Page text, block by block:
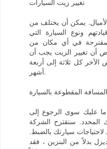
تغيير زيت السيارات
يمكن أن يختلف من
ونوع السيارة التي
المقترحة في أي مكان من
يعتقد البعض أن تغيير الزيت يجب أن
البعض الآخر كل ثلاثة إلى أربعة
أشهر.
المقطوعة بالسيارة
ما عليك سوى الرجوع إلى
المحدد. ستقترح الشركة
لاحتياجات سيارتك بالضبط.
بدلاً من البنزين ، فقد